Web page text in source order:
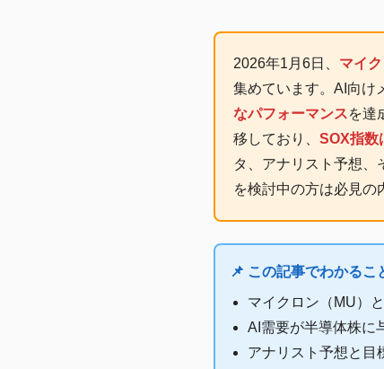
2026年1月6日、 マイ
集めています。AI向け
なパフォーマンスを達
移しており、 SOX指数
タ、アナリスト予想、
を検討中の方は必見の
📌 この記事でわかるこ
マイクロン（MU）
AI需要が半導体株に
アナリスト予想と目